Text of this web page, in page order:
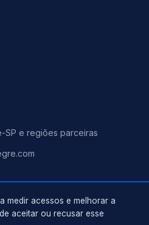
SP e regiões parceiras
reservados.
medir acessos e melhorar a
aceitar ou recusar esse